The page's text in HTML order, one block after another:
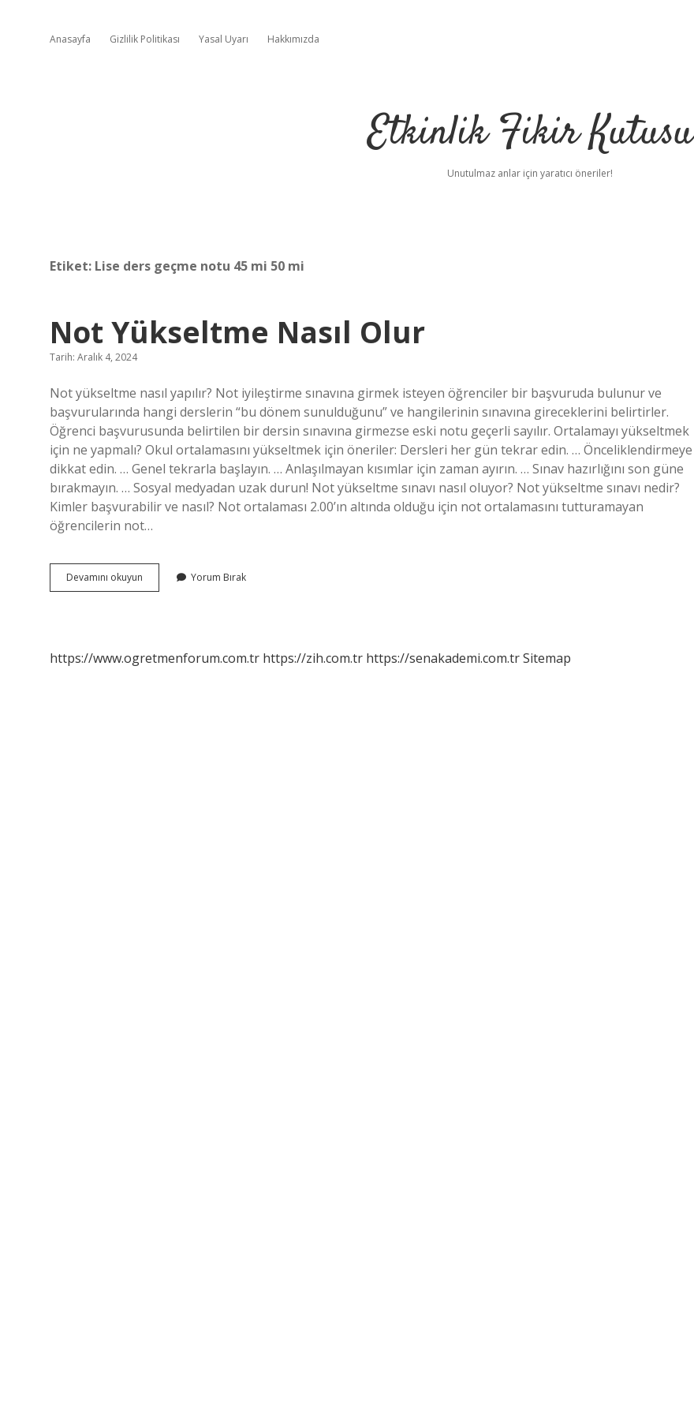
Anasayfa Gizlilik Politikası Yasal Uyarı Hakkımızda
Etkinlik Fikir Kutusu
Unutulmaz anlar için yaratıcı öneriler!
Etiket: Lise ders geçme notu 45 mi 50 mi
Not Yükseltme Nasıl Olur
Tarih: Aralık 4, 2024
Not yükseltme nasıl yapılır? Not iyileştirme sınavına girmek isteyen öğrenciler bir başvuruda bulunur ve
başvurularında hangi derslerin “bu dönem sunulduğunu” ve hangilerinin sınavına gireceklerini belirtirler.
Öğrenci başvurusunda belirtilen bir dersin sınavına girmezse eski notu geçerli sayılır. Ortalamayı yükseltmek
için ne yapmalı? Okul ortalamasını yükseltmek için öneriler: Dersleri her gün tekrar edin. … Önceliklendirmeye
dikkat edin. … Genel tekrarla başlayın. … Anlaşılmayan kısımlar için zaman ayırın. … Sınav hazırlığını son güne
bırakmayın. … Sosyal medyadan uzak durun! Not yükseltme sınavı nasıl oluyor? Not yükseltme sınavı nedir?
Kimler başvurabilir ve nasıl? Not ortalaması 2.00’ın altında olduğu için not ortalamasını tutturamayan
öğrencilerin not…
Devamını okuyun
Yükseltme
Yorum Bırak
https://www.ogretmenforum.com.tr https://zih.com.tr https://senakademi.com.trSitemap